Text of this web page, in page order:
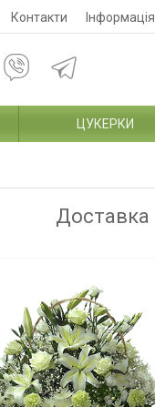
Контакти Інформація
ЦУКЕРКИ
Доставка